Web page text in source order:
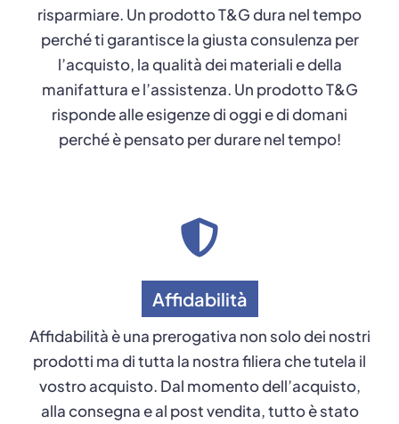
risparmiare. Un prodotto T&G dura nel tempo
perché ti garantisce la giusta consulenza per
l’acquisto, la qualità dei materiali e della
manifattura e l’assistenza. Un prodotto T&G
risponde alle esigenze di oggi e di domani
perché è pensato per durare nel tempo!
Affidabilità
Affidabilità è una prerogativa non solo dei nostri
prodotti ma di tutta la nostra filiera che tutela il
vostro acquisto. Dal momento dell’acquisto,
alla consegna e al post vendita, tutto è stato